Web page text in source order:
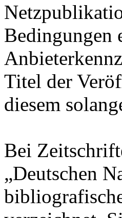
Bedingungen
Titel der
diesem
Bei
„Deutschen